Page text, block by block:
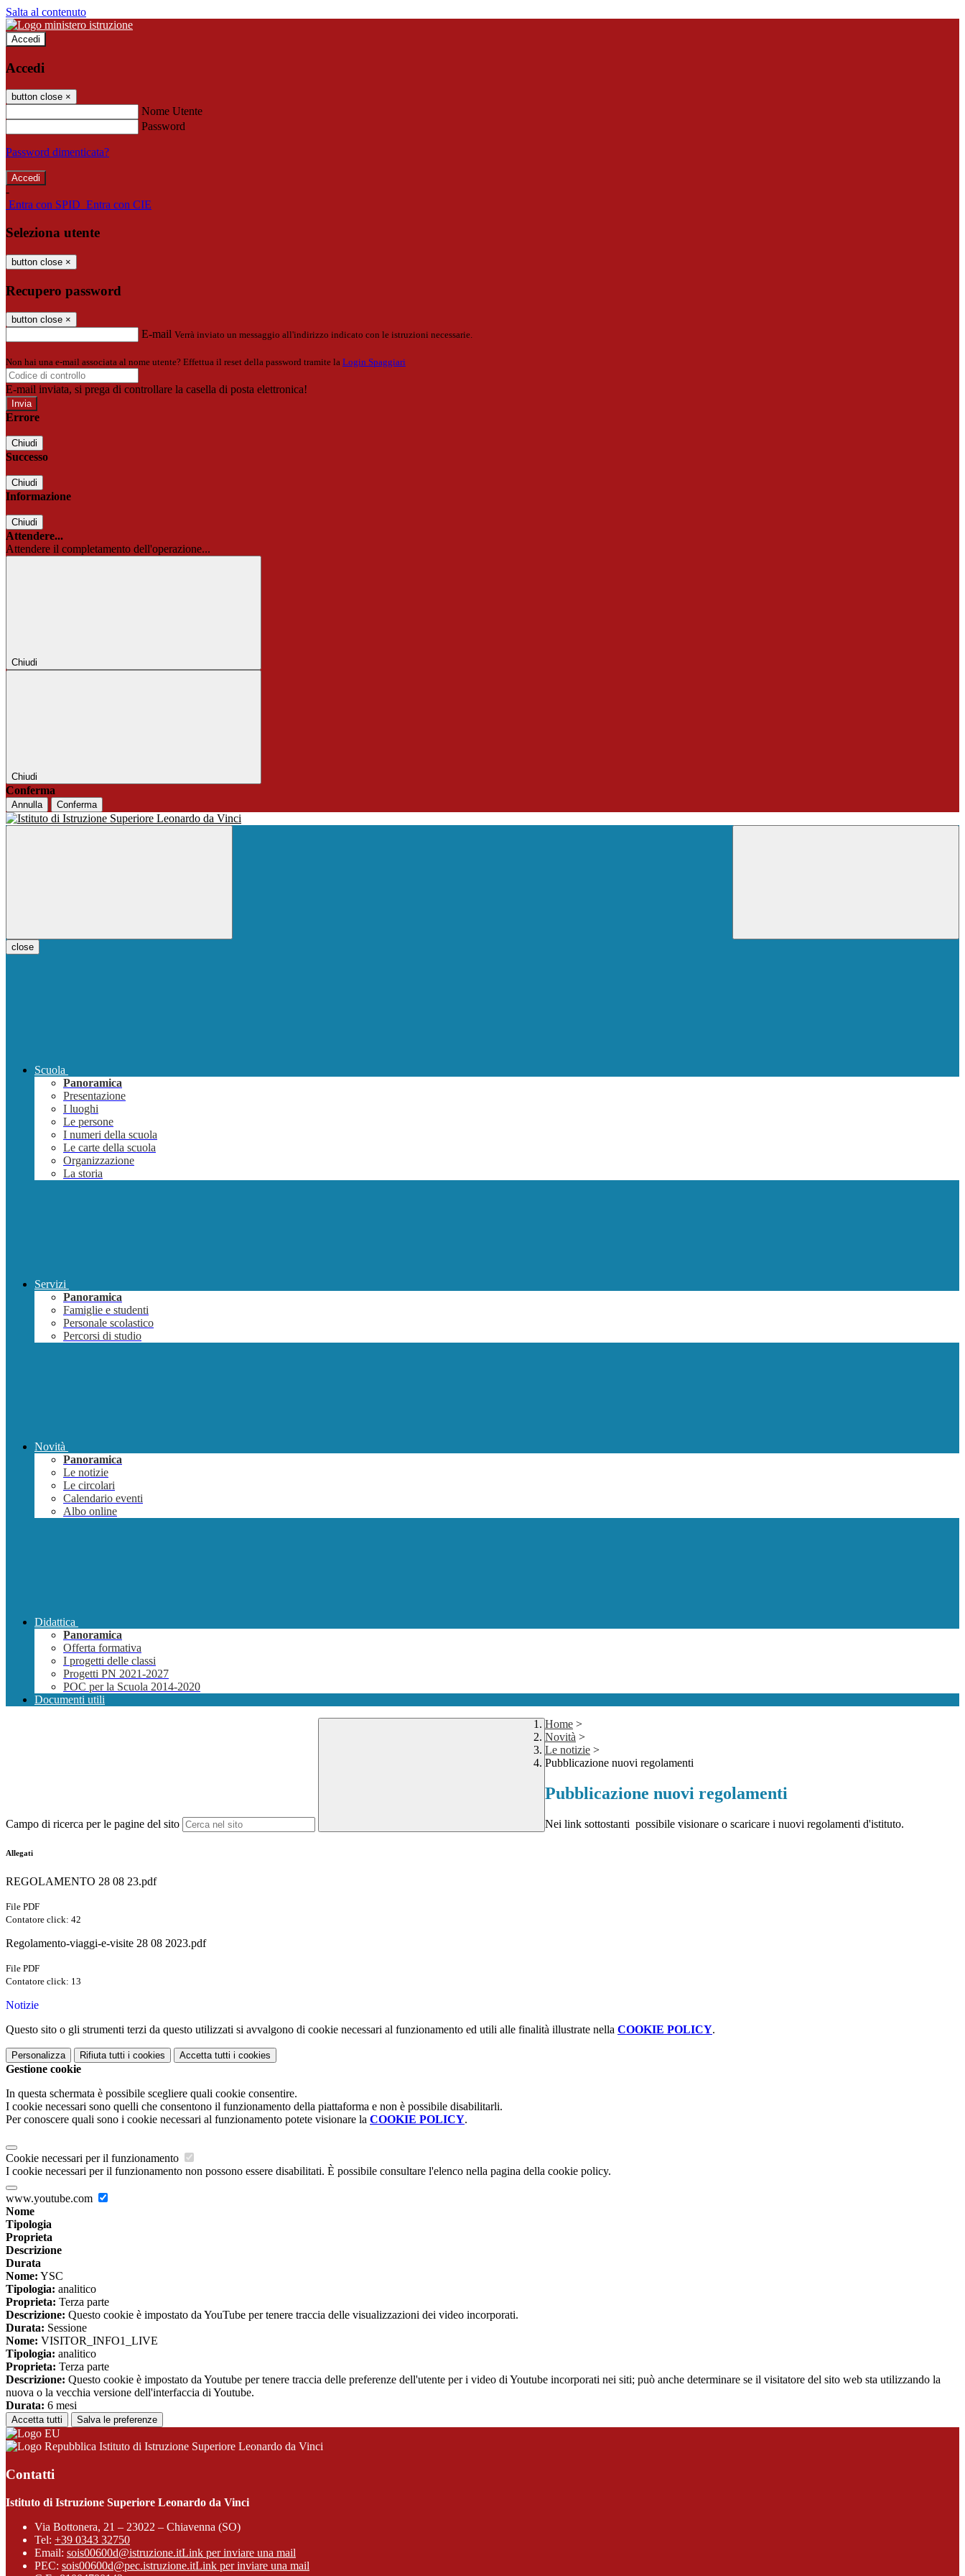
Salta al contenuto
Accedi
Accedi
button close ×
Nome Utente
Password
Password dimenticata?
-
Entra con SPID Entra con CIE
Seleziona utente
button close ×
Recupero password
button close ×
E-mail Verrà inviato un messaggio all'indirizzo indicato con le istruzioni necessarie.
Non hai una e-mail associata al nome utente? Effettua il reset della password tramite la Login Spaggiari
E-mail inviata, si prega di controllare la casella di posta elettronica!
Errore
Chiudi
Successo
Chiudi
Informazione
Chiudi
Attendere...
Attendere il completamento dell'operazione...
Chiudi
Chiudi
Conferma
Annulla Conferma
close
Scuola
Panoramica
Presentazione
I luoghi
Le persone
I numeri della scuola
Le carte della scuola
Organizzazione
La storia
Servizi
Panoramica
Famiglie e studenti
Personale scolastico
Percorsi di studio
Novità
Panoramica
Le notizie
Le circolari
Calendario eventi
Albo online
Didattica
Panoramica
Offerta formativa
I progetti delle classi
Progetti PN 2021-2027
POC per la Scuola 2014-2020
Documenti utili
Campo di ricerca per le pagine del sito
Home >
Novità >
Le notizie >
Pubblicazione nuovi regolamenti
Pubblicazione nuovi regolamenti
Nei link sottostanti possibile visionare o scaricare i nuovi regolamenti d'istituto.
Allegati
REGOLAMENTO 28 08 23.pdf
File PDF
Contatore click: 42
Regolamento-viaggi-e-visite 28 08 2023.pdf
File PDF
Contatore click: 13
Notizie
Questo sito o gli strumenti terzi da questo utilizzati si avvalgono di cookie necessari al funzionamento ed utili alle finalità illustrate nella COOKIE POLICY.
Personalizza Rifiuta tutti i cookies Accetta tutti i cookies
Gestione cookie
In questa schermata è possibile scegliere quali cookie consentire.
I cookie necessari sono quelli che consentono il funzionamento della piattaforma e non è possibile disabilitarli.
Per conoscere quali sono i cookie necessari al funzionamento potete visionare la COOKIE POLICY.
Cookie necessari per il funzionamento
I cookie necessari per il funzionamento non possono essere disabilitati. È possibile consultare l'elenco nella pagina della cookie policy.
www.youtube.com
Nome
Tipologia
Proprieta
Descrizione
Durata
Nome: YSC
Tipologia: analitico
Proprieta: Terza parte
Descrizione: Questo cookie è impostato da YouTube per tenere traccia delle visualizzazioni dei video incorporati.
Durata: Sessione
Nome: VISITOR_INFO1_LIVE
Tipologia: analitico
Proprieta: Terza parte
Descrizione: Questo cookie è impostato da Youtube per tenere traccia delle preferenze dell'utente per i video di Youtube incorporati nei siti; può anche determinare se il visitatore del sito web sta utilizzando la
nuova o la vecchia versione dell'interfaccia di Youtube.
Durata: 6 mesi
Accetta tutti Salva le preferenze
Istituto di Istruzione Superiore Leonardo da Vinci
Contatti
Istituto di Istruzione Superiore Leonardo da Vinci
Via Bottonera, 21 – 23022 – Chiavenna (SO)
Tel: +39 0343 32750
Email: sois00600d@istruzione.itLink per inviare una mail
PEC: sois00600d@pec.istruzione.itLink per inviare una mail